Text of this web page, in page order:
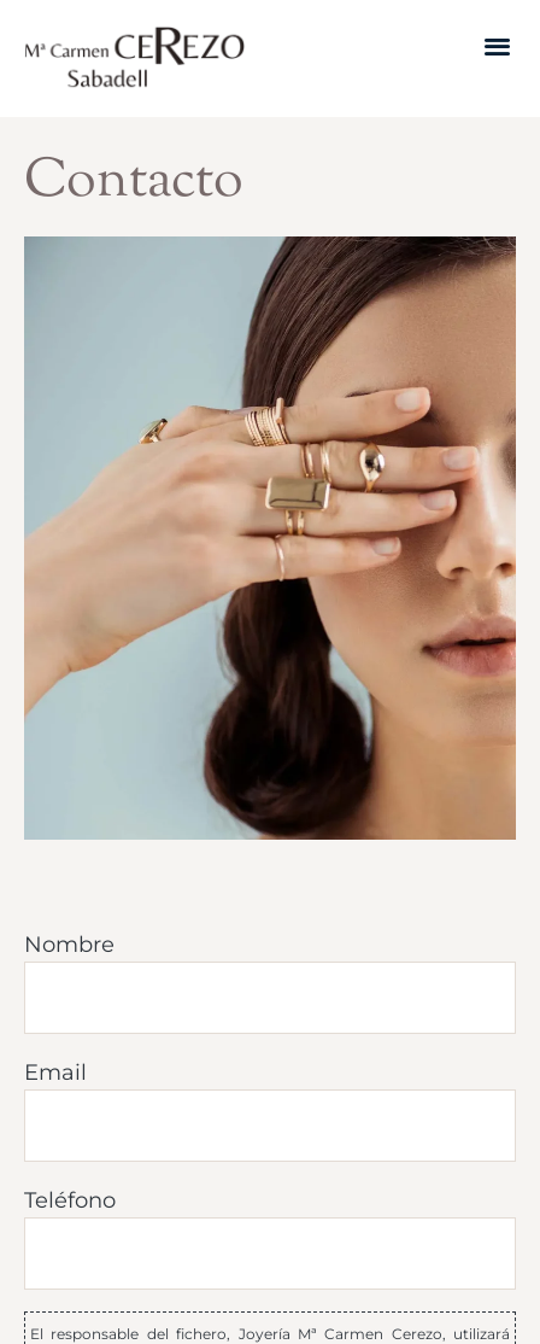
Contacto
Nombre
Email
Teléfono
El responsable del fichero, Joyería Mª Carmen Cerezo, utilizará